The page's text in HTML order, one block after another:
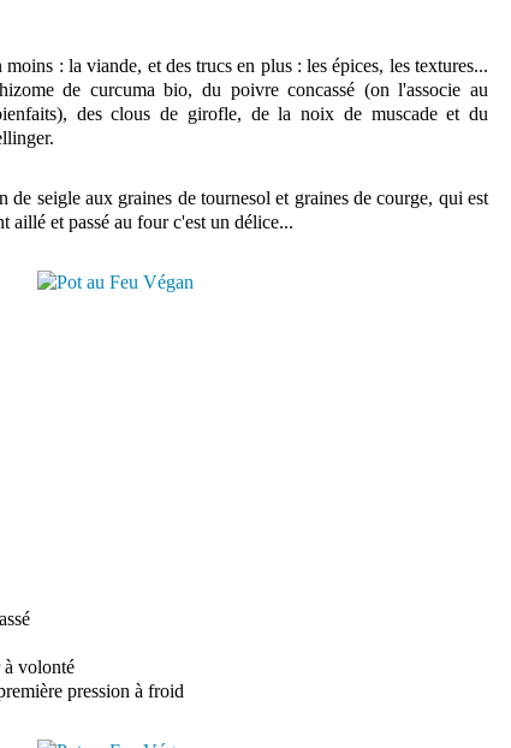
: la viande, et des trucs en plus : les épices, les textures...
de curcuma bio, du poivre concassé (on l'associe au
des clous de girofle, de la noix de muscade et du
de seigle aux graines de tournesol et graines de courge, qui est
aillé et passé au four c'est un délice...
volonté
pression à froid